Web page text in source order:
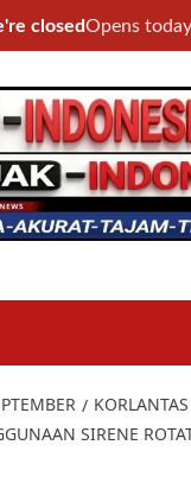
closedOpens
SIRENE